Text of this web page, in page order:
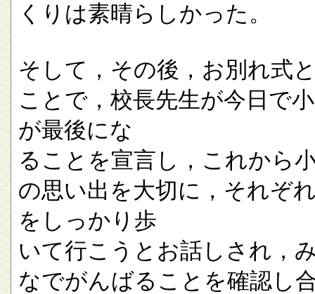
くりは素晴らしかった。
そして，その後，お別れ式
ことで，校長先生が今日で
が最後にな
ることを宣言し，これから
の思い出を大切に，それぞ
をしっかり歩
いて行こうとお話しされ，
なでがんばることを確認し